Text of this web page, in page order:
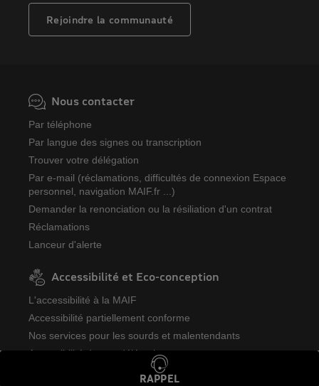
Rejoindre la communauté
Nous contacter
Par téléphone
Par langue des signes ou transcription
Trouver votre délégation
Par e-mail (réclamations, difficultés de connexion Espace
personnel, navigation MAIF.fr ...)
Demander la renonciation ou la résiliation d'un contrat
Réclamations
Lanceur d'alerte
Accessibilité et Eco-conception
L'accessibilité à la MAIF
Accessibilité partiellement conforme
Nos services pour les sourds et malentendants
Accessibilité de nos délégations
Déclaration d'éco-conception
RAPPEL